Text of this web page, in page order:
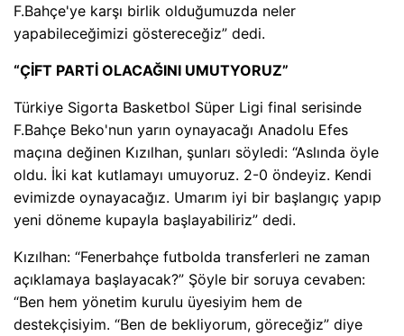
F.Bahçe'ye karşı birlik olduğumuzda neler
yapabileceğimizi göstereceğiz” dedi.
“ÇİFT PARTİ OLACAĞINI UMUTYORUZ”
Türkiye Sigorta Basketbol Süper Ligi final serisinde
F.Bahçe Beko'nun yarın oynayacağı Anadolu Efes
maçına değinen Kızılhan, şunları söyledi: “Aslında öyle
oldu. İki kat kutlamayı umuyoruz. 2-0 öndeyiz. Kendi
evimizde oynayacağız. Umarım iyi bir başlangıç ​​yapıp
yeni döneme kupayla başlayabiliriz” dedi.
Kızılhan: “Fenerbahçe futbolda transferleri ne zaman
açıklamaya başlayacak?” Şöyle bir soruya cevaben:
“Ben hem yönetim kurulu üyesiyim hem de
destekçisiyim. “Ben de bekliyorum, göreceğiz” diye